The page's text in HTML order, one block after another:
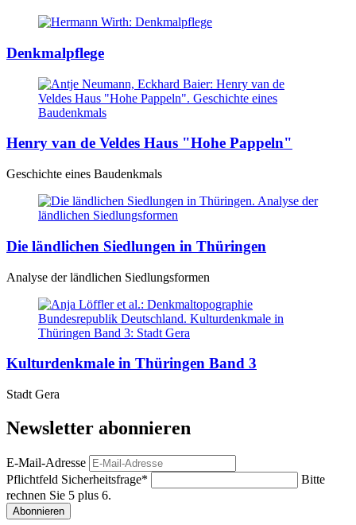
Denkmalpflege
Henry van de Veldes Haus "Hohe Pappeln"
Geschichte eines Baudenkmals
Die ländlichen Siedlungen in Thüringen
Analyse der ländlichen Siedlungsformen
Kulturdenkmale in Thüringen Band 3
Stadt Gera
Newsletter abonnieren
E-Mail-Adresse
Pflichtfeld Sicherheitsfrage*
Bitte
rechnen Sie 5 plus 6.
Abonnieren